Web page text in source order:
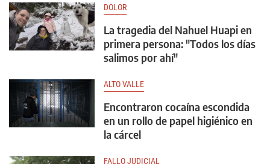
DOLOR
La tragedia del Nahuel Huapi en
primera persona: "Todos los días
salimos por ahí"
ALTO VALLE
Encontraron cocaína escondida
en un rollo de papel higiénico en
la cárcel
FALLO JUDICIAL